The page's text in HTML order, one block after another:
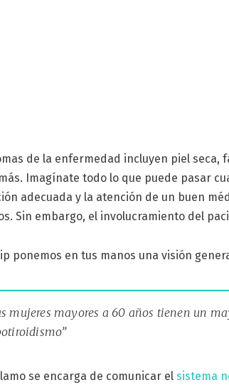
de la enfermedad incluyen piel seca,
Imagínate todo lo que puede pasar
adecuada y la atención de un buen
Sin embargo, el involucramiento del
ponemos en tus manos una visión
mujeres mayores a 60 años tienen un
se encarga de comunicar elsistema